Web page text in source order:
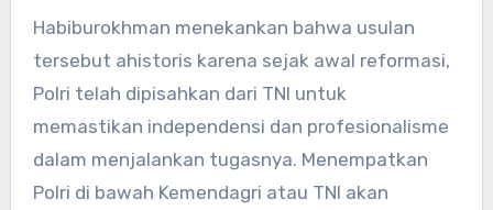
Habiburokhman menekankan bahwa usulan
tersebut ahistoris karena sejak awal reformasi,
Polri telah dipisahkan dari TNI untuk
memastikan independensi dan profesionalisme
dalam menjalankan tugasnya. Menempatkan
Polri di bawah Kemendagri atau TNI akan